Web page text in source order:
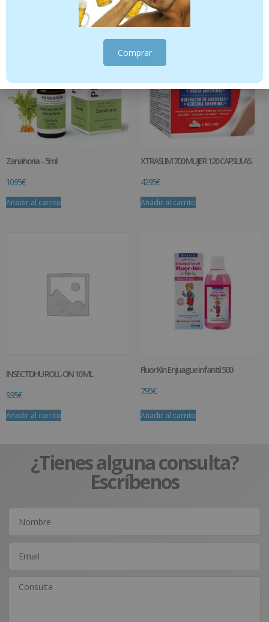
Zanahoria – 5ml
10.95€
Añadir al carrito
XTRASLIM 700 MUJER 120 CAPSULAS
42.95€
Añadir al carrito
INSECTDHU ROLL-ON 10 ML
9.95€
Añadir al carrito
Fluor Kin Enjuague infantil 500
7.95€
Añadir al carrito
¿Tienes alguna consulta?
Escríbenos
Comprar